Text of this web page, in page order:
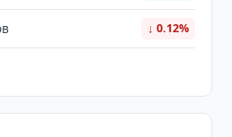
↓ 0.12%